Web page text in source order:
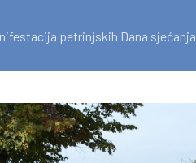
petrinjskih Dana sjećanja